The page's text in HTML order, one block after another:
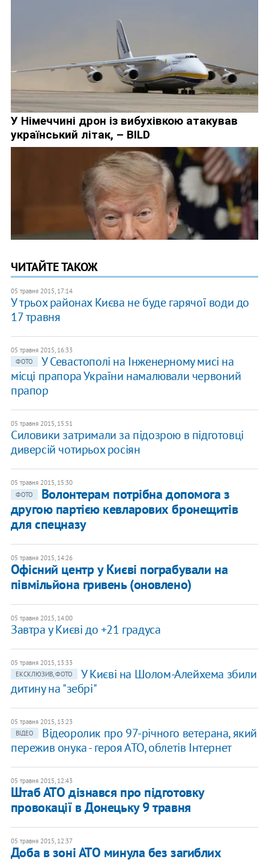
ЧИТАЙТЕ ТАКОЖ
05 травня 2015, 17:14
У трьох районах Києва не буде гарячої води до
17 травня
05 травня 2015, 16:33
ФОТО
У Севастополі на Інженерному мисі на
місці прапора України намалювали червоний
прапор
05 травня 2015, 15:51
Силовики затримали за підозрою в підготовці
диверсій чотирьох росіян
05 травня 2015, 15:30
ФОТО
Волонтерам потрібна допомога з
другою партією кевларових бронещитів
для спецназу
05 травня 2015, 14:26
Офісний центр у Києві пограбували на
півмільйона гривень (оновлено)
05 травня 2015, 14:00
Завтра у Києві до +21 градуса
05 травня 2015, 13:33
ЕКСКЛЮЗИВ, ФОТО
У Києві на Шолом-Алейхема збили
дитину на "зебрі"
05 травня 2015, 13:23
ВІДЕО
Відеоролик про 97-річного ветерана, який
пережив онука - героя АТО, облетів Інтернет
05 травня 2015, 12:43
Штаб АТО дізнався про підготовку
провокації в Донецьку 9 травня
05 травня 2015, 12:37
Доба в зоні АТО минула без загиблих